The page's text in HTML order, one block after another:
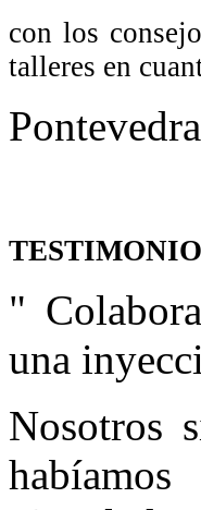
con los
talleres en
"
una
Nosotros